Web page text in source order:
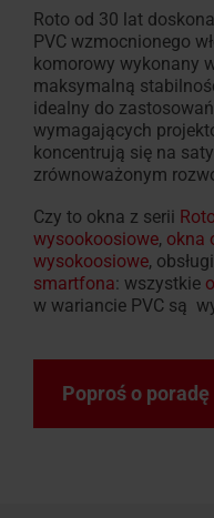
Akcesoria
i
zestawy
przyłączeniowe
Rolety,
markizy
i
moskitiery
Znajdź
Roto od 30 lat
PVC wzmocnionego
komorowy wykonany
maksymalną
idealny do
wymagających
koncentrują się na
zrównoważonym
Czy to okna z serii
wysookoosiowe, okna
wysokoosiowe,
smartfona: wszystkie
w wariancie PVC są
Poproś o poradę